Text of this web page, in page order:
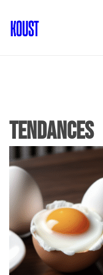
Tendances